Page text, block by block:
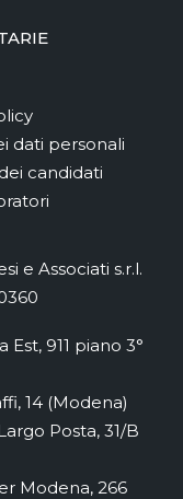
dati personali
candidati
e Associati s.r.l.
911 piano 3°
14 (Modena)
Posta, 31/B
Modena, 266